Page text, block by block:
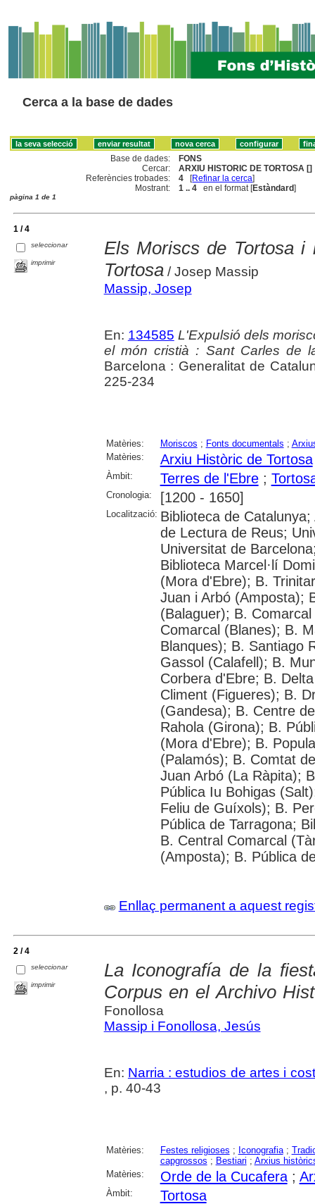
Cerca a la base de dades
Base de dades:
FONS
Cercar:
ARXIU HISTORIC DE TORTOSA []
Referències trobades:
4 [Refinar la cerca]
Mostrant:
1 .. 4 en el format [Estàndard]
pàgina 1 de 1
1 / 4
seleccionar
imprimir
Els Moriscs de Tortosa
Tortosa/ Josep Massip
Massip, Josep
En: 134585 L'Expulsió dels
el món cristià : Sant Carles de
Barcelona : Generalitat de
225-234
Matèries: Moriscos ; Fonts documentals ;
Matèries:
Arxiu Històric de Tortosa
Àmbit: Terres de l'Ebre;
Cronologia: [1200 - 1650]
Localització: Biblioteca de
de Lectura de Reus;
Universitat de
Biblioteca Marcel·lí
(Mora d'Ebre); B.
Juan i Arbó (Amposta);
(Balaguer); B.
Comarcal (Blanes); B.
Blanques); B. Santiago
Gassol (Calafell); B.
Corbera d'Ebre; B.
Climent (Figueres); B.
(Gandesa); B. Centre
Rahola (Girona); B.
(Mora d'Ebre); B.
(Palamós); B. Comtat
Juan Arbó (La Ràpita);
Pública Iu Bohigas
Feliu de Guíxols); B.
Pública de Tarragona;
B. Central Comarcal
(Amposta); B. Pública
Enllaç permanent a aquest
2 / 4
seleccionar
imprimir
La Iconografía de la
Corpus en el Archivo
Fonollosa
Massip i Fonollosa, Jesús
En: Narria : estudios de artes i
, p. 40-43
Matèries: Festes religioses ; Iconografia;
capgrossos ; Bestiari ; Arxius
Matèries:
Orde de la Cucafera;
Àmbit: Tortosa